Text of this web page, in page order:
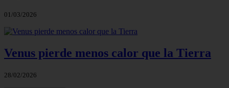
01/03/2026
Venus pierde menos calor que la Tierra
28/02/2026